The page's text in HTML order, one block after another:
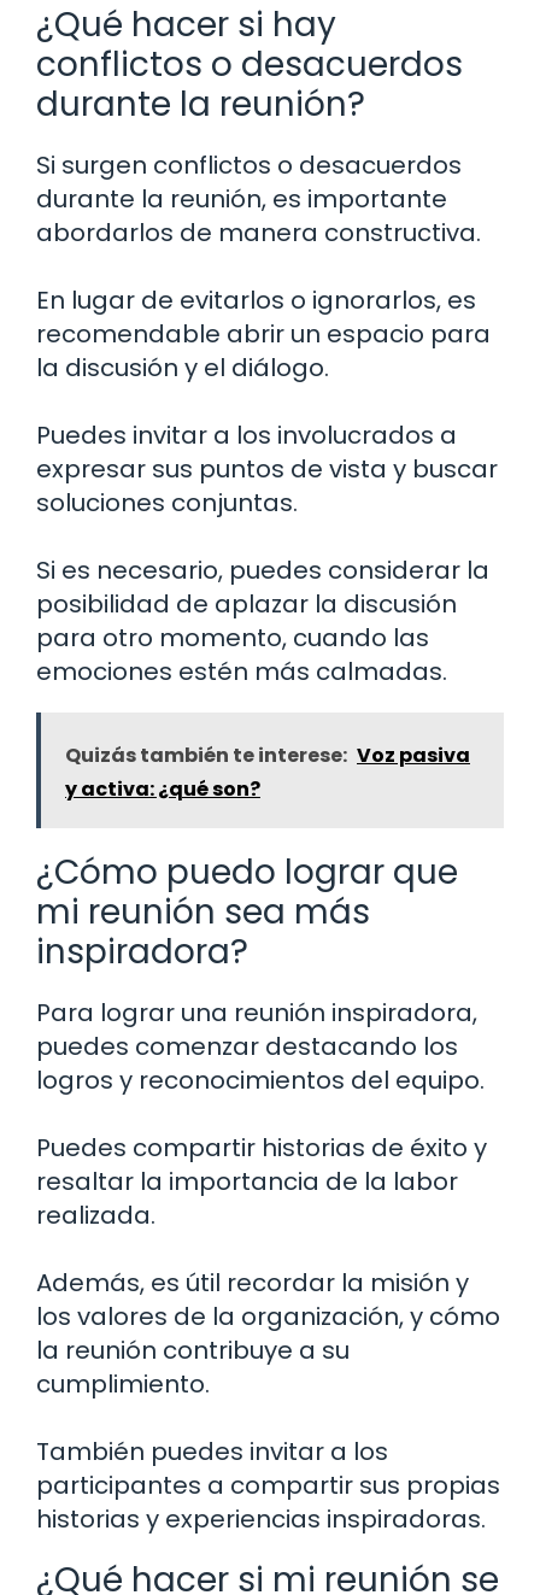
¿Qué hacer si hay
conflictos o desacuerdos
durante la reunión?
Si surgen conflictos o desacuerdos
durante la reunión, es importante
abordarlos de manera constructiva.
En lugar de evitarlos o ignorarlos, es
recomendable abrir un espacio para
la discusión y el diálogo.
Puedes invitar a los involucrados a
expresar sus puntos de vista y buscar
soluciones conjuntas.
Si es necesario, puedes considerar la
posibilidad de aplazar la discusión
para otro momento, cuando las
emociones estén más calmadas.
Quizás también te interese: Voz pasiva
y activa: ¿qué son?
¿Cómo puedo lograr que
mi reunión sea más
inspiradora?
Para lograr una reunión inspiradora,
puedes comenzar destacando los
logros y reconocimientos del equipo.
Puedes compartir historias de éxito y
resaltar la importancia de la labor
realizada.
Además, es útil recordar la misión y
los valores de la organización, y cómo
la reunión contribuye a su
cumplimiento.
También puedes invitar a los
participantes a compartir sus propias
historias y experiencias inspiradoras.
¿Qué hacer si mi reunión se